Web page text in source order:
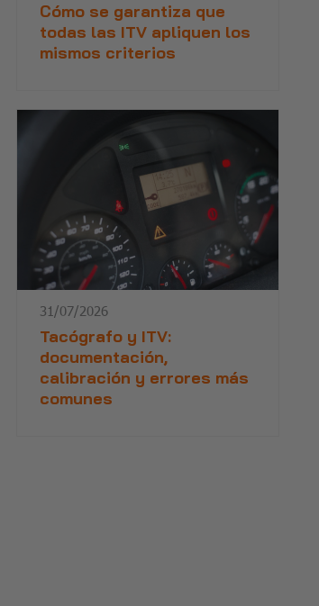
Cómo se garantiza que
todas las ITV apliquen los
mismos criterios
31/07/2026
Tacógrafo y ITV:
documentación,
calibración y errores más
comunes